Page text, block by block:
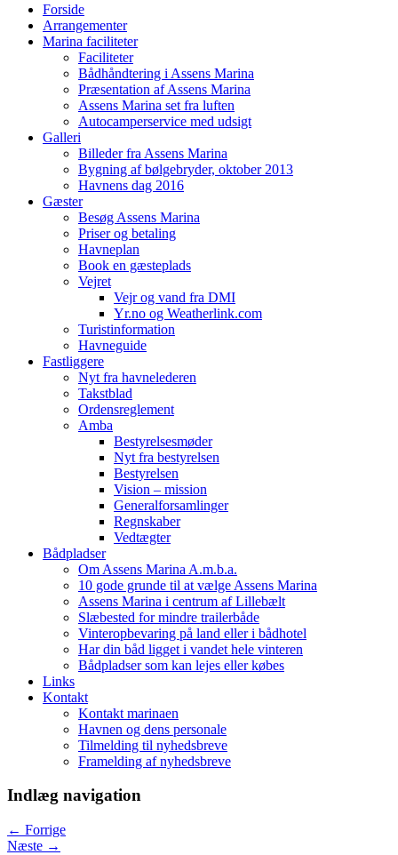
Forside
Arrangementer
Marina faciliteter
Faciliteter
Bådhåndtering i Assens Marina
Præsentation af Assens Marina
Assens Marina set fra luften
Autocamperservice med udsigt
Galleri
Billeder fra Assens Marina
Bygning af bølgebryder, oktober 2013
Havnens dag 2016
Gæster
Besøg Assens Marina
Priser og betaling
Havneplan
Book en gæsteplads
Vejret
Vejr og vand fra DMI
Yr.no og Weatherlink.com
Turistinformation
Havneguide
Fastliggere
Nyt fra havnelederen
Takstblad
Ordensreglement
Amba
Bestyrelsesmøder
Nyt fra bestyrelsen
Bestyrelsen
Vision – mission
Generalforsamlinger
Regnskaber
Vedtægter
Bådpladser
Om Assens Marina A.m.b.a.
10 gode grunde til at vælge Assens Marina
Assens Marina i centrum af Lillebælt
Slæbested for mindre trailerbåde
Vinteropbevaring på land eller i bådhotel
Har din båd ligget i vandet hele vinteren
Bådpladser som kan lejes eller købes
Links
Kontakt
Kontakt marinaen
Havnen og dens personale
Tilmelding til nyhedsbreve
Framelding af nyhedsbreve
Indlæg navigation
← Forrige
Næste →